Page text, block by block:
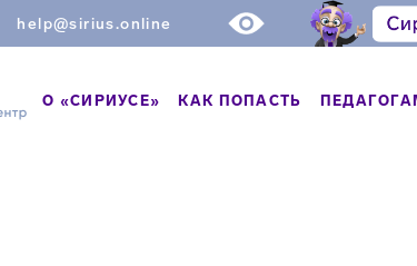
help@sirius.online
О «СИРИУСЕ» КАК ПОПАСТЬ